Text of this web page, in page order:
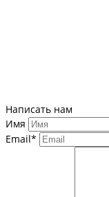
Написать нам
Имя
Email*